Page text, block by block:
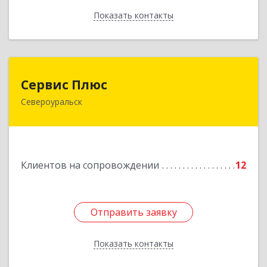
Показать контакты
Назад
Сервис Плюс
Североуральск
Клиентов на сопровождении 12
Отправить заявку
Показать контакты
624480, Свердловская обл, Североуральск г,
Отправить заявку
Назад